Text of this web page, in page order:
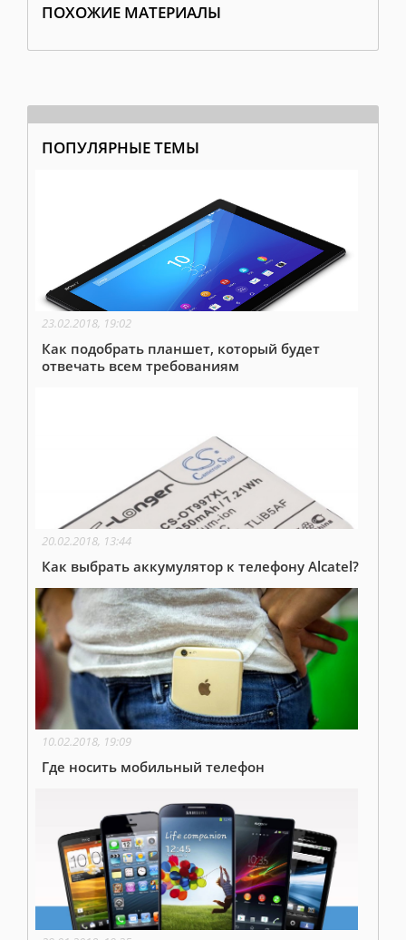
ПОХОЖИЕ МАТЕРИАЛЫ
ПОПУЛЯРНЫЕ ТЕМЫ
23.02.2018, 19:02
Как подобрать планшет, который будет
отвечать всем требованиям
20.02.2018, 13:44
Как выбрать аккумулятор к телефону Alcatel?
10.02.2018, 19:09
Где носить мобильный телефон